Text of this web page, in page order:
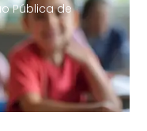
Pública de